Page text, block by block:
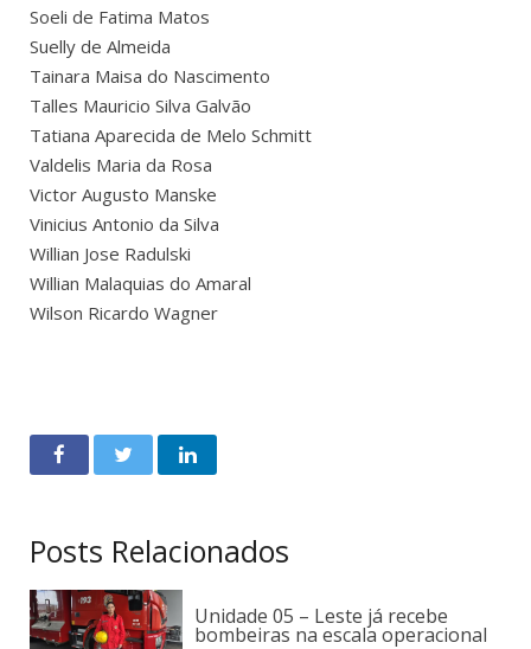
Soeli de Fatima Matos
Suelly de Almeida
Tainara Maisa do Nascimento
Talles Mauricio Silva Galvão
Tatiana Aparecida de Melo Schmitt
Valdelis Maria da Rosa
Victor Augusto Manske
Vinicius Antonio da Silva
Willian Jose Radulski
Willian Malaquias do Amaral
Wilson Ricardo Wagner
Posts Relacionados
Unidade 05 – Leste já recebe
bombeiras na escala operacional